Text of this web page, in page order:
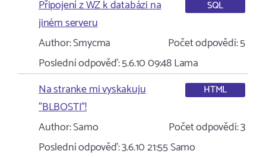
Připojení z WZ k databázi na
jiném serveru
SQL
Author:Smycma Počet odpovědí:5
Poslední odpověď:5.6.10 09:48Lama
Na stranke mi vyskakuju
"BLBOSTI"!
HTML
Author:Samo Počet odpovědí:3
Poslední odpověď:3.6.10 21:55Samo